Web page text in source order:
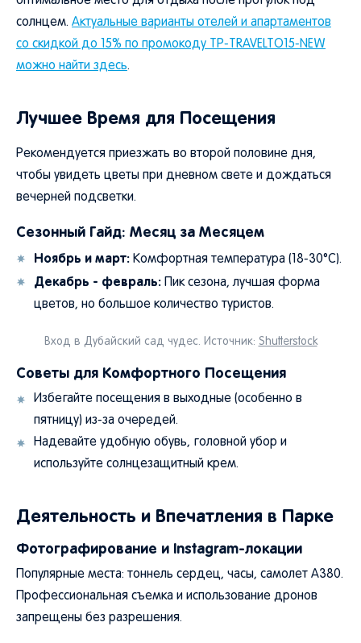
солнцем. Актуальные варианты отелей и апартаментов
со скидкой до 15% по промокоду TP-TRAVELTO15-NEW
можно найти здесь.
Лучшее Время для Посещения
Рекомендуется приезжать во второй половине дня,
чтобы увидеть цветы при дневном свете и дождаться
вечерней подсветки.
Сезонный Гайд: Месяц за Месяцем
Ноябрь и март: Комфортная температура (18-30°C).
Декабрь - февраль: Пик сезона, лучшая форма
цветов, но большое количество туристов.
Вход в Дубайский сад чудес. Источник: Shutterstock
Советы для Комфортного Посещения
Избегайте посещения в выходные (особенно в
пятницу) из-за очередей.
Надевайте удобную обувь, головной убор и
используйте солнцезащитный крем.
Деятельность и Впечатления в Парке
Фотографирование и Instagram-локации
Популярные места: тоннель сердец, часы, самолет A380.
Профессиональная съемка и использование дронов
запрещены без разрешения.